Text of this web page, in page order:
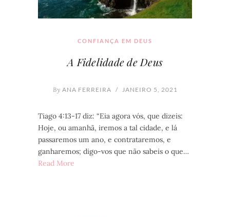
CONFIANÇA EM DEUS
A Fidelidade de Deus
By ANA FERREIRA / JANEIRO 5, 2021
Tiago 4:13-17 diz: “Eia agora vós, que dizeis:
Hoje, ou amanhã, iremos a tal cidade, e lá
passaremos um ano, e contrataremos, e
ganharemos; digo-vos que não sabeis o que…
Read More